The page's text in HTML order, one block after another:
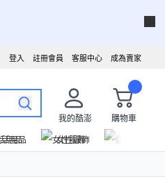
成為賣家
客服中心
註冊會員
登入
我的酷澎
購物車
用品 女性服飾